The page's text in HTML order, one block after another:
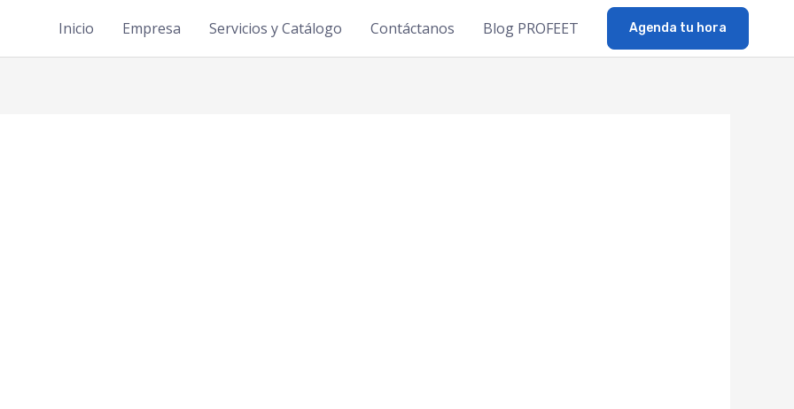
Inicio Empresa Servicios y Catálogo Contáctanos Blog PROFEET Agenda tu hora